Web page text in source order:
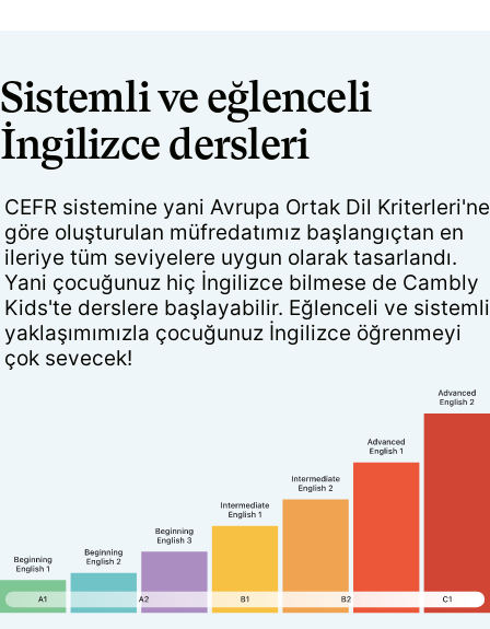
Sistemli ve eğlenceli
İngilizce dersleri
CEFR sistemine yani Avrupa Ortak Dil Kriterleri'ne
göre oluşturulan müfredatımız başlangıçtan en
ileriye tüm seviyelere uygun olarak tasarlandı.
Yani çocuğunuz hiç İngilizce bilmese de Cambly
Kids'te derslere başlayabilir. Eğlenceli ve sistemli
yaklaşımımızla çocuğunuz İngilizce öğrenmeyi
çok sevecek!